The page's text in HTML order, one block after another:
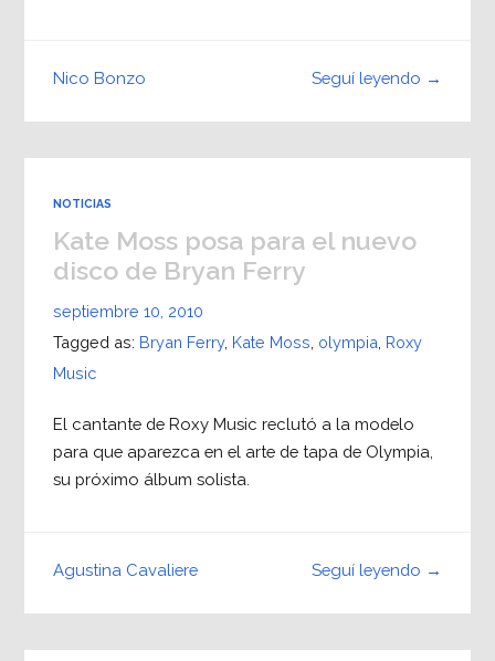
Seguí leyendo →
Nico Bonzo
NOTICIAS
Kate Moss posa para el nuevo
disco de Bryan Ferry
septiembre 10, 2010
Tagged as: Bryan Ferry, Kate Moss olympia Roxy
Music
El cantante de Roxy Music reclutó a la modelo
para que aparezca en el arte de tapa de Olympia,
su próximo álbum solista.
Seguí leyendo →
Agustina Cavaliere